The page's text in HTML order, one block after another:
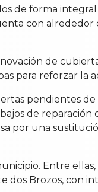
de forma
con alrededor
de
para reforzar la
pendientes
de reparación
por una
Entre ellas,
dos Brozos, con